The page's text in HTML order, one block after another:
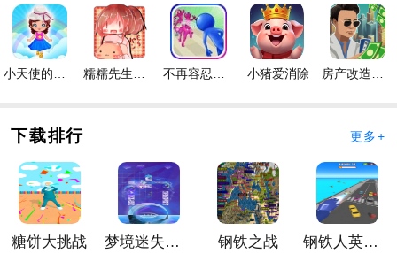
魅力。
2、耳目一新的新颖拼图玩法，让您拥有不一样的手游体
验。
手游优势
1、完全免费下载，不需要任何付费操作，让您尽情享受
手游乐趣。
2、操作简单，玩家可以自由选择难度等级，满足不同的
挑战要求。
小天使的冒险手游 糯糯先生的面包店手游 不再容忍手游 小猪爱消除 房产改造王游戏手机版手游
下载排行 更多+
糖饼大挑战 梦境迷失星辰 钢铁之战 钢铁人英雄3D